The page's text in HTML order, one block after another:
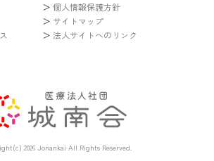
個人情報保護方針
サイトマップ
法人サイトへのリンク
2026 Jonankai All Rights Reserved.